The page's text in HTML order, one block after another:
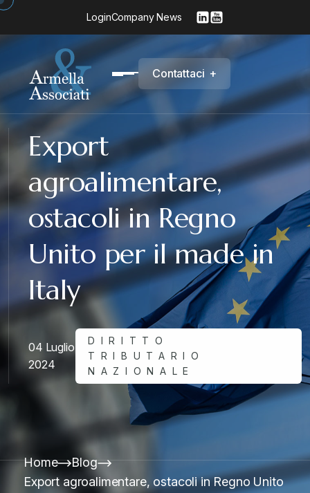
LoginCompany News
Contattaci +
Export
agroalimentare,
ostacoli in Regno
Unito per il made in
Italy
04 Luglio
2024
DIRITTO
TRIBUTARIO
NAZIONALE
Home
Blog
Export agroalimentare, ostacoli in Regno Unito